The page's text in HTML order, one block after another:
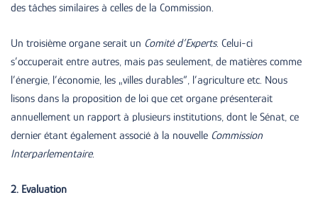
des tâches similaires à celles de la Commission.
Un troisième organe serait un Comité d’Experts. Celui-ci
s’occuperait entre autres, mais pas seulement, de matières comme
l’énergie, l’économie, les „villes durables“, l’agriculture etc. Nous
lisons dans la proposition de loi que cet organe présenterait
annuellement un rapport à plusieurs institutions, dont le Sénat, ce
dernier étant également associé à la nouvelle Commission
Interparlementaire.
2. Evaluation